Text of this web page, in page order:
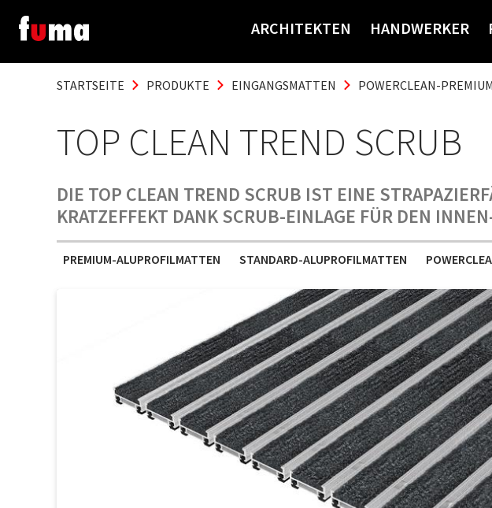
ARCHITEKTEN HANDWERKER
STARTSEITE PRODUKTE EINGANGSMATTEN POWERCLEAN-PREMIUM
TOP CLEAN TREND SCRUB
DIE TOP CLEAN TREND SCRUB IST EINE
KRATZEFFEKT DANK SCRUB-EINLAGE FÜR DEN
PREMIUM-ALUPROFILMATTEN STANDARD-ALUPROFILMATTEN